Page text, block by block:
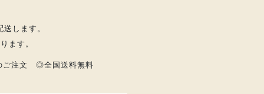
します。
ます。
ご注文 ◎全国送料無料